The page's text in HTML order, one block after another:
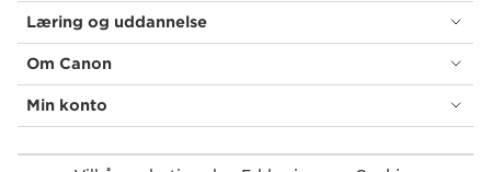
Læring og uddannelse
Om Canon
Min konto